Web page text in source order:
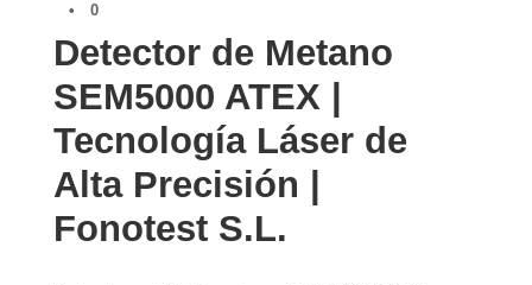
•
0
Detector de Metano
SEM5000 ATEX |
Tecnología Láser de
Alta Precisión |
Fonotest S.L.